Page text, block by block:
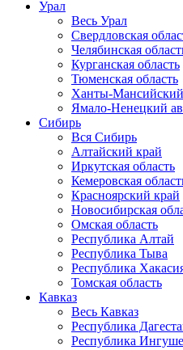
Урал
Весь Урал
Свердловская
Челябинская
Курганская область
Тюменская область
Ханты-
Ямало-Ненецкий
Сибирь
Вся Сибирь
Алтайский край
Иркутская область
Кемеровская
Красноярский край
Новосибирская
Омская область
Республика Алтай
Республика Тыва
Республика
Томская область
Кавказ
Весь Кавказ
Республика
Республика